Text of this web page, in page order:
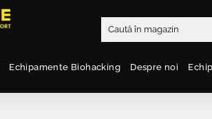
Echipamente Biohacking Despre noi